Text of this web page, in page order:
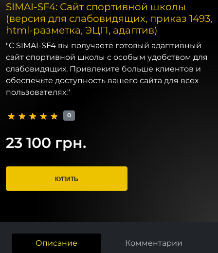
SIMAI-SF4: Сайт спортивной школы
(версия для слабовидящих, приказ 1493,
html-разметка, ЭЦП, адаптив)
"С SIMAI-SF4 вы получаете готовый адаптивный
сайт спортивной школы с особым удобством для
слабовидящих. Привлеките больше клиентов и
обеспечьте доступность вашего сайта для всех
пользователях."
0
23 100 грн.
КУПИТЬ
Описание Комментарии